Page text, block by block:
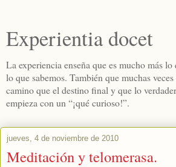
Experientia docet
La experiencia enseña que es mucho más
lo que sabemos. También que muchas
camino que el destino final y que lo
empieza con un “¡qué curioso!”.
jueves, 4 de noviembre de 2010
Meditación y telomerasa.